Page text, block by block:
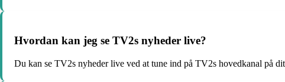
Hvordan kan jeg se TV2s nyheder live?
Du kan se TV2s nyheder live ved at tune ind på TV2s hovedkanal på